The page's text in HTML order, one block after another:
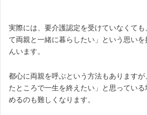
実際には、要介護認定を受けていなくても
て両親と一緒に暮らしたい」という思い
んいます。
都心に両親を呼ぶという方法もあります
たところで一生を終えたい」と思ってい
めるのも難しくなります。